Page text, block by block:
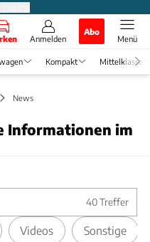
Anmelden
Abo
Menü
Kompakt Mittelklasse
News
Informationen im
40Treffer
Videos Sonstige